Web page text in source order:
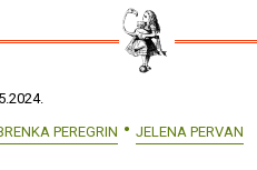
PEREGRIN JELENA PERVAN